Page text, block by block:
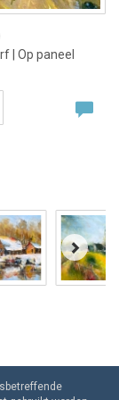
| Op paneel